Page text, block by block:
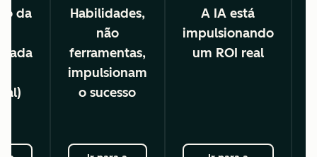
da
Habilidades,
não
ferramentas,
impulsionam
o sucesso
A IA está
impulsionando
um ROI real